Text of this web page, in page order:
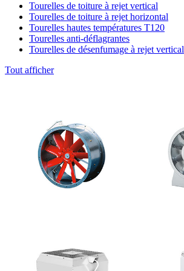
Tourelles de toiture à rejet vertical
Tourelles de toiture à rejet horizontal
Tourelles hautes températures T120
Tourelles anti-déflagrantes
Tourelles de désenfumage à rejet vertical
Tout afficher